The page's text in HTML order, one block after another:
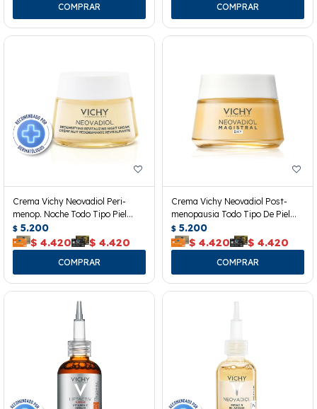
Crema Vichy Neovadiol Peri-
menop. Noche Todo Tipo Piel
50ml
$ 5.200
$ 4.420 $ 4.420
Crema Vichy Neovadiol Post-
menopausia Todo Tipo De Piel
50ml
$ 5.200
$ 4.420 $ 4.420